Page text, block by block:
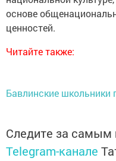
основе
ценностей.
Читайте также:
Бавлинские
Следите за
Telegram-канале